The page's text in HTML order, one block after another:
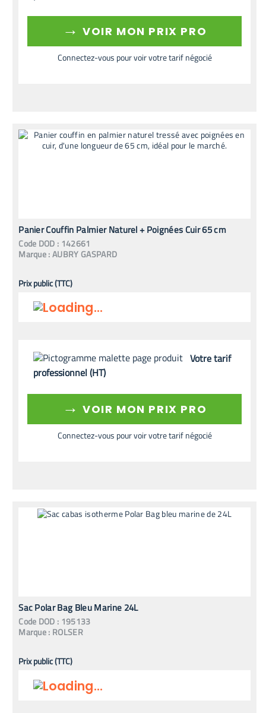
→ VOIR MON PRIX PRO
Connectez-vous pour voir votre tarif négocié
Panier Couffin Palmier Naturel + Poignées Cuir 65 cm
Code DOD : 142661
Marque :AUBRY GASPARD
Prix public (TTC)
Votre tarif
professionnel (HT)
→ VOIR MON PRIX PRO
Connectez-vous pour voir votre tarif négocié
Sac Polar Bag Bleu Marine 24L
Code DOD : 195133
Marque : ROLSER
Prix public (TTC)